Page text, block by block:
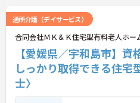
通所介護（デイサービス）
合同会社ＭＫ＆Ｋ住宅型有料老人ホー
【愛媛県／宇和島市】
しっかり取得できる住宅
士〉